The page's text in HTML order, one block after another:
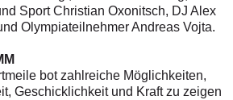
Sport Christian Oxonitsch, DJ Alex
Olympiateilnehmer Andreas Vojta.
bot zahlreiche Möglichkeiten,
Geschicklichkeit und Kraft zu zeigen